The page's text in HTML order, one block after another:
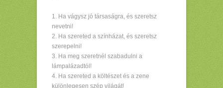
Ha vágysz jó társaságra, és szeretsz
nevetni!
Ha szereted a színházat, és szeretsz
szerepelni!
Ha meg szeretnél szabadulni a
lámpalázadtól!
Ha szereted a költészet és a zene
különlegesen szép világát!